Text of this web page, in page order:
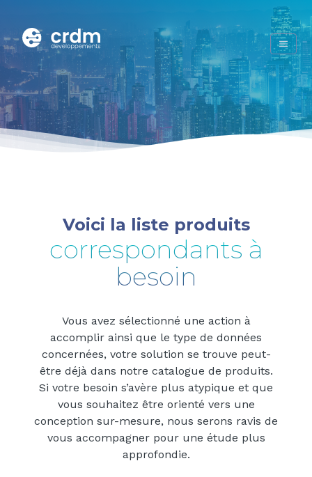
Voici la liste produits
correspondants à
besoin
Vous avez sélectionné une action à
accomplir ainsi que le type de données
concernées, votre solution se trouve peut-
être déjà dans notre catalogue de produits.
Si votre besoin s’avère plus atypique et que
vous souhaitez être orienté vers une
conception sur-mesure, nous serons ravis de
vous accompagner pour une étude plus
approfondie.